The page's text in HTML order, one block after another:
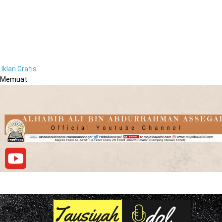
Iklan Gratis
Memuat